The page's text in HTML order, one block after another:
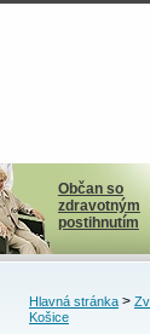
Občan so
zdravotným
postihnutím
Hlavná stránka>
Košice